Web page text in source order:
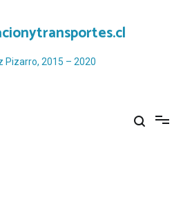
Pizarro, 2015 – 2020